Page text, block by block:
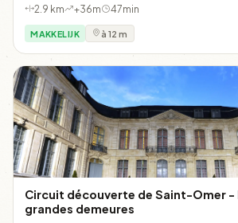
2.9 km +36m 47min
MAKKELIJK à 12 m
Circuit découverte de Saint-Omer -
grandes demeures